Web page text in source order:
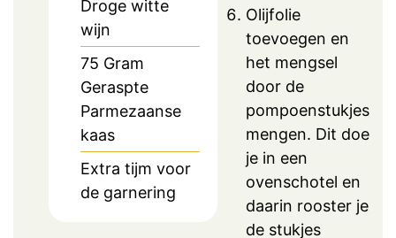
Droge witte
wijn
75 Gram
Geraspte
Parmezaanse
kaas
Extra tijm voor
de garnering
Olijfolie
toevoegen en
het mengsel
door de
pompoenstukjes
mengen. Dit doe
je in een
ovenschotel en
daarin rooster je
de stukjes